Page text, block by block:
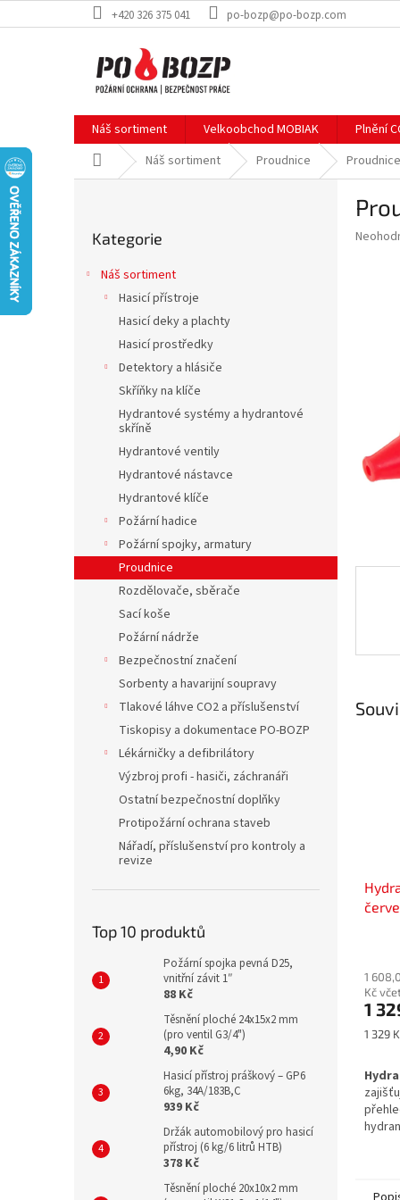
na
+420 326 375 041 po-bozp@po-bozp.com
Náš sortiment Velkoobchod MOBIAK
Plnění
Domů Náš sortiment Proudnice
kategorie
Kategorie
Náš sortiment
Hasicí přístroje
Hasicí deky a plachty
Hasicí prostředky
Detektory a hlásiče
Skříňky na klíče
Hydrantové systémy a hydrantové
skříně
Hydrantové ventily
Hydrantové nástavce
Hydrantové klíče
Požární hadice
Požární spojky, armatury
Proudnice
Rozdělovače, sběrače
Sací koše
Požární nádrže
Bezpečnostní značení
Sorbenty a havarijní soupravy
Tlakové láhve CO2 a příslušenství
Tiskopisy a dokumentace PO-BOZP
Lékárničky a defibrilátory
Výzbroj profi - hasiči, záchranáři
Ostatní bezpečnostní doplňky
Protipožární ochrana staveb
Nářadí, příslušenství pro kontroly a
revize
Top 10 produktů
Požární spojka pevná D25,
vnitřní závit 1″
88 Kč
Těsnění ploché 24x15x2 mm
(pro ventil G3/4")
4,90 Kč
Hasicí přístroj práškový – GP6
6kg, 34A/183B,C
939 Kč
Držák automobilový pro hasicí
přístroj (6 kg/6 litrů HTB)
378 Kč
Těsnění ploché 20x10x2 mm
je
5,0
z
1
Kč
1
Měrná
1 329